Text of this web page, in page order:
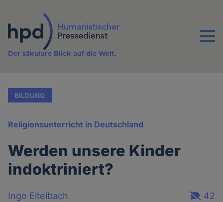
Inhalt
Menu
Der säkulare Blick auf die Welt.
BILDUNG
Religionsunterricht in Deutschland
Werden unsere Kinder
indoktriniert?
Ingo Eitelbach
42